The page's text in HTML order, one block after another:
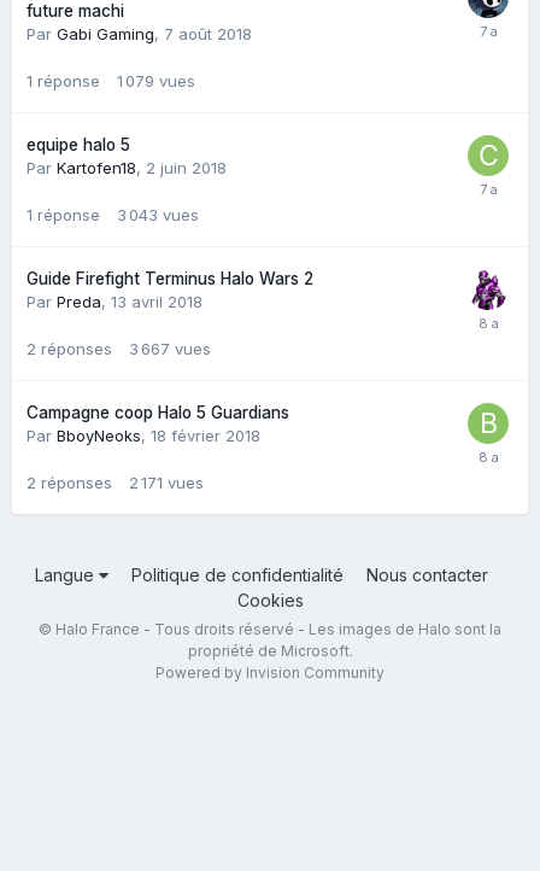
future machi
Par Gabi Gaming, 7 août 2018
1 réponse 1 079 vues
equipe halo 5
Par Kartofen18, 2 juin 2018
1 réponse 3 043 vues
Guide Firefight Terminus Halo Wars 2
Par Preda, 13 avril 2018
2 réponses 3 667 vues
Campagne coop Halo 5 Guardians
Par BboyNeoks, 18 février 2018
2 réponses 2 171 vues
Langue Politique de confidentialité
Nous contacter
Cookies
© Halo France - Tous droits réservé - Les images de Halo sont la
propriété de Microsoft.
Powered by Invision Community